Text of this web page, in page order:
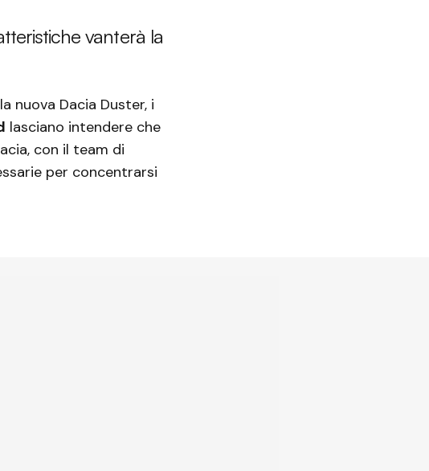
vanterà la
nuova Dacia Duster, i
lasciano intendere che
con il team di
per concentrarsi